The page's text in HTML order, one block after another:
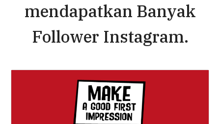
mendapatkan Banyak
Follower Instagram.